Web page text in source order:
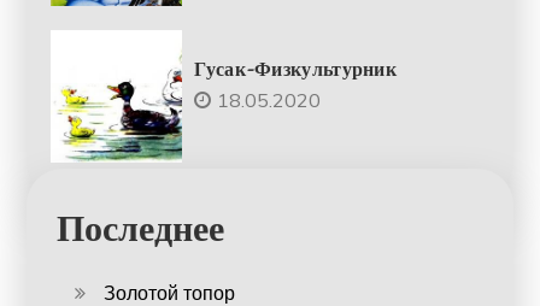
Гусак-Физкультурник
18.05.2020
Последнее
Золотой топор